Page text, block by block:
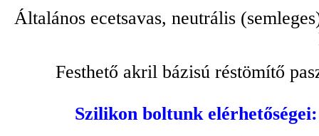
Általános ecetsavas, neutrális
Festhető akril bázisú réstömítő
Szilikon boltunk